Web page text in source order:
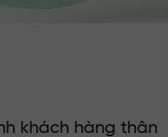
khách hàng thân